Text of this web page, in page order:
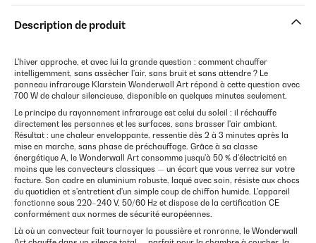
Description de produit
L'hiver approche, et avec lui la grande question : comment chauffer
intelligemment, sans assècher l'air, sans bruit et sans attendre ? Le
panneau infrarouge Klarstein Wonderwall Art répond à cette question avec
700 W de chaleur silencieuse, disponible en quelques minutes seulement.
Le principe du rayonnement infrarouge est celui du soleil : il réchauffe
directement les personnes et les surfaces, sans brasser l'air ambiant.
Résultat : une chaleur enveloppante, ressentie dès 2 à 3 minutes après la
mise en marche, sans phase de préchauffage. Grâce à sa classe
énergétique A, le Wonderwall Art consomme jusqu'à 50 % d'électricité en
moins que les convecteurs classiques — un écart que vous verrez sur votre
facture. Son cadre en aluminium robuste, laqué avec soin, résiste aux chocs
du quotidien et s'entretient d'un simple coup de chiffon humide. L'appareil
fonctionne sous 220–240 V, 50/60 Hz et dispose de la certification CE
conformément aux normes de sécurité européennes.
Là où un convecteur fait tournoyer la poussière et ronronne, le Wonderwall